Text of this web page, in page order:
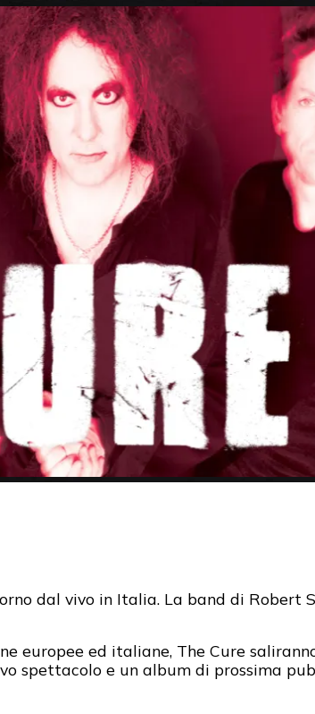
dal vivo in Italia. La band di Robert
europee ed italiane, The Cure
spettacolo e un album di prossima